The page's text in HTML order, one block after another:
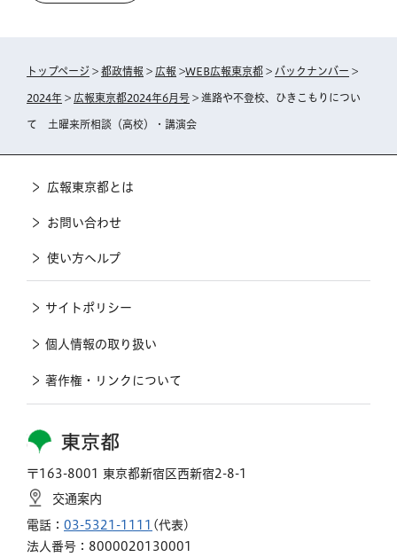
トップページ > 都政情報 > 広報 >WEB広報東京都 > バックナンバー >
2024年 > 広報東京都2024年6月号 > 進路や不登校、ひきこもりについ
て 土曜来所相談（高校）・講演会
東京都
〒163-8001 東京都新宿区西新宿2-8-1
交通案内
電話： 03-5321-1111 (代表)
法人番号：8000020130001
広報東京都とは
お問い合わせ
使い方ヘルプ
サイトポリシー
個人情報の取り扱い
著作権・リンクについて